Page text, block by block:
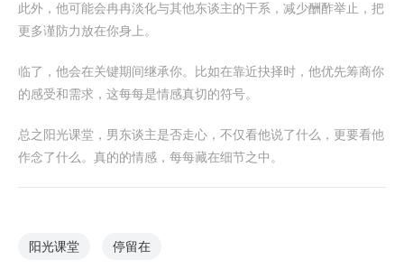
此外，他可能会冉冉淡化与其他东谈主的干系，减少酬酢举止，把
更多谨防力放在你身上。
临了，他会在关键期间继承你。比如在靠近抉择时，他优先筹商你
的感受和需求，这每每是情感真切的符号。
总之阳光课堂，男东谈主是否走心，不仅看他说了什么，更要看他
作念了什么。真的的情感，每每藏在细节之中。
阳光课堂 停留在